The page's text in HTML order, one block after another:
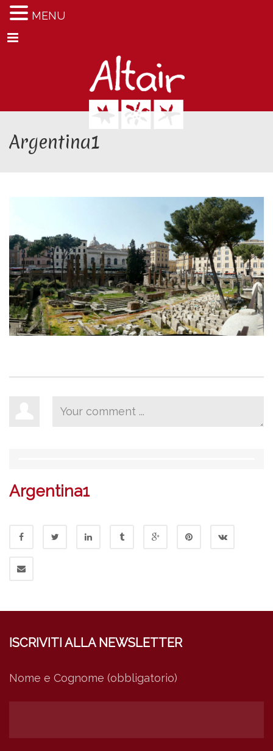
Menu
Argentina1
Argentina1
ISCRIVITI ALLA NEWSLETTER
Nome e Cognome (obbligatorio)
MENU